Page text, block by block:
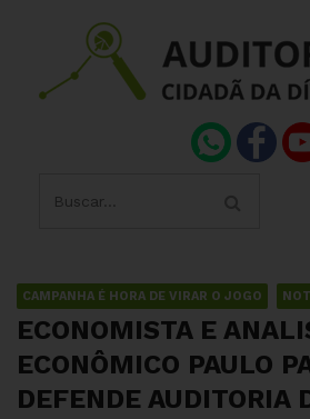
CAMPANHA É HORA DE VIRAR O JOGO
ECONOMISTA E
ECONÔMICO PAULO
DEFENDE AUDITORIA